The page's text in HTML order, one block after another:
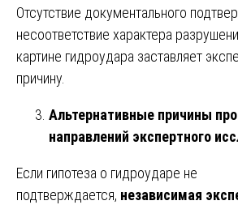
Отсутствие документального
несоответствие характера
картине гидроудара заставляет
причину.
Альтернативные причины
направлений экспертного
Если гипотеза о гидроударе не
подтверждается, независимая